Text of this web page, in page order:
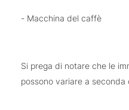
- Macchina del caffè
Si prega di notare che le
possono variare a seconda